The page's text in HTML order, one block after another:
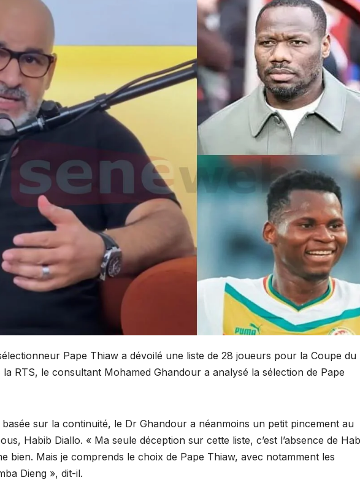
Pape Thiaw a dévoilé une liste de 28 joueurs pour la Coupe du
RTS, le consultant Mohamed Ghandour a analysé la sélection de Pape
sur la continuité, le Dr Ghandour a néanmoins un petit pincement au
Habib Diallo. « Ma seule déception sur cette liste, c’est l’absence de
bien. Mais je comprends le choix de Pape Thiaw, avec notamment les
Dieng », dit-il.